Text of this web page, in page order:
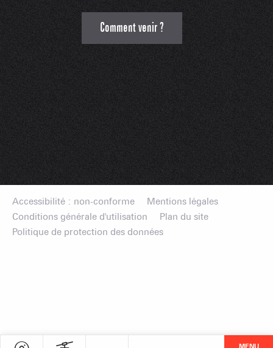
MENU
Comment venir ?
Accessibilité : non-conforme
Mentions légales
Conditions générale d'utilisation
Plan du site
Politique de protection des données